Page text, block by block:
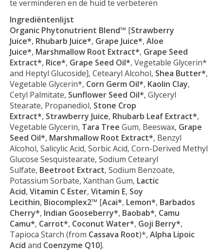
te verminderen en de huid te verbeteren
Ingrediëntenlijst
Organic Phytonutrient Blend™ [Strawberry
Juice*, Rhubarb Juice*, Grape Juice*, Aloe
Juice*, Marshmallow Root Extract*, Grape Seed
Extract*, Rice*, Grape Seed Oil*, Vegetable Glycerin*
and Heptyl Glucoside], Cetearyl Alcohol, Shea Butter*,
Vegetable Glycerin*, Corn Germ Oil*, Kaolin Clay,
Cetyl Palmitate, Sunflower Seed Oil*, Glyceryl
Stearate, Propanediol, Stone Crop
Extract*, Strawberry Juice, Rhubarb Leaf Extract*,
Vegetable Glycerin, Tara Tree Gum, Beeswax, Grape
Seed Oil*, Marshmallow Root Extract*, Benzyl
Alcohol, Salicylic Acid, Sorbic Acid, Corn-Derived Methyl
Glucose Sesquistearate, Sodium Cetearyl
Sulfate, Beetroot Extract, Sodium Benzoate,
Potassium Sorbate, Xanthan Gum, Lactic
Acid, Vitamin C Ester, Vitamin E, Soy
Lecithin, Biocomplex2™ [Acai*, Lemon*, Barbados
Cherry*, Indian Gooseberry*, Baobab*, Camu
Camu*, Carrot*, Coconut Water*, Goji Berry*,
Tapioca Starch (from Cassava Root)*, Alpha Lipoic
Acid and Coenzyme Q10].